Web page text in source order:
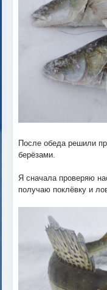
После обеда решили
берёзами.
Я сначала проверяю
получаю поклёвку и